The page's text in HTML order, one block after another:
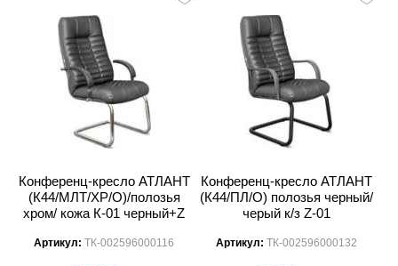
Конференц-кресло АТЛАНТ
(К44/МЛТ/ХР/О)/полозья
хром/ кожа К-01 черный+Z
Артикул:ТК-002596000116
Конференц-кресло АТЛАНТ
(К44/ПЛ/О) полозья черный/
черый к/з Z-01
Артикул: ТК-002596000132